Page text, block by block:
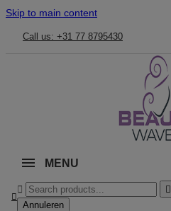
Skip to main content
Call us: +31 77 8795430
MENU



Annuleren